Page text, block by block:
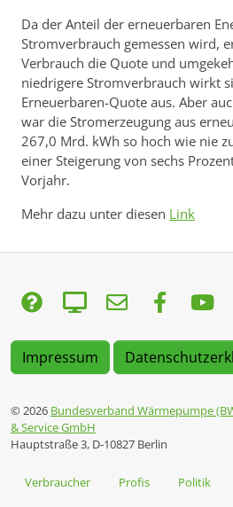
Da der Anteil der erneuerbaren
Stromverbrauch gemessen wird,
Verbrauch die Quote und
niedrigere Stromverbrauch wirkt
Erneuerbaren-Quote aus. Aber
war die Stromerzeugung aus
267,0 Mrd. kWh so hoch wie nie
einer Steigerung von sechs
Vorjahr.
Mehr dazu unter diesen Link
Impressum
© 2026 Bundesverband Wärmepumpe
& Service GmbH
Hauptstraße 3, D-10827 Berlin
Verbraucher Profis Politik